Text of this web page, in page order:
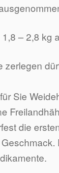
– 2,8 kg
zerlegen
Sie
die